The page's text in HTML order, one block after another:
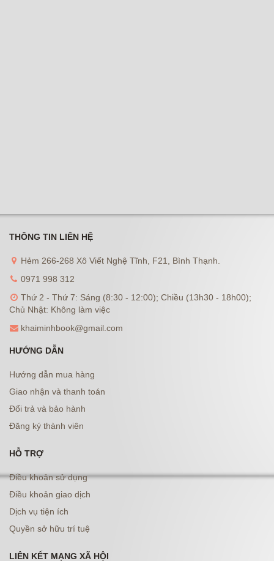
THÔNG TIN LIÊN HỆ
Hẻm 266-268 Xô Viết Nghệ Tĩnh, F21, Bình Thạnh.
0971 998 312
Thứ 2 - Thứ 7: Sáng (8:30 - 12:00); Chiều (13h30 - 18h00);
Chủ Nhật: Không làm việc
khaiminhbook@gmail.com
HƯỚNG DẪN
Hướng dẫn mua hàng
Giao nhận và thanh toán
Đổi trả và bảo hành
Đăng ký thành viên
HỖ TRỢ
Điều khoản sử dụng
Điều khoản giao dịch
Dịch vụ tiện ích
Quyền sở hữu trí tuệ
LIÊN KẾT MẠNG XÃ HỘI